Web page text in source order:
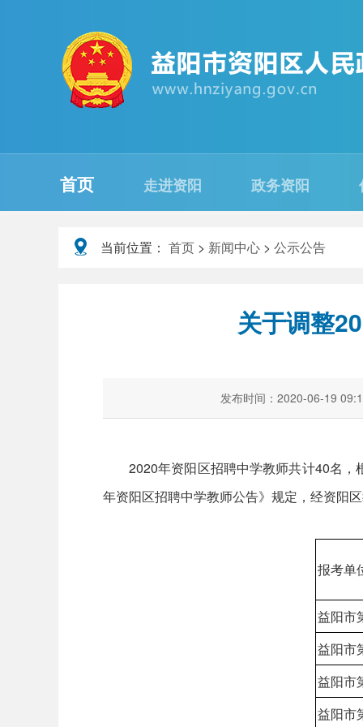
首页 走进资阳 政务资阳
当前位置： 首页 > 新闻中心 > 公示公告
关于调整
发布时间：2020-06-19
2020年资阳区招聘中学教师共计40名
年资阳区招聘中学教师公告》规定，经资阳
报考单
益阳市
益阳市
益阳市
益阳市